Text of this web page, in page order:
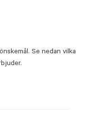
Se nedan vilka